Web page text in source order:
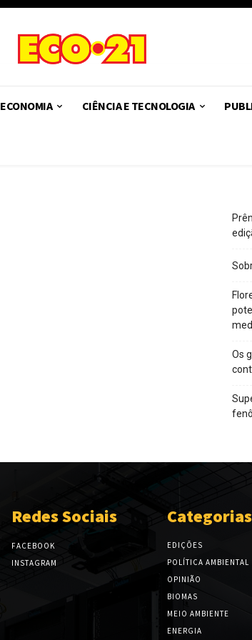
ECONOMIA CIÊNCIA E TECNOLOGIA
Os
Redes Sociais
FACEBOOK
INSTAGRAM
Categorias
EDIÇÕES
POLÍTICA AMBIENTAL
OPINIÃO
BIOMAS
MEIO AMBIENTE
ENERGIA